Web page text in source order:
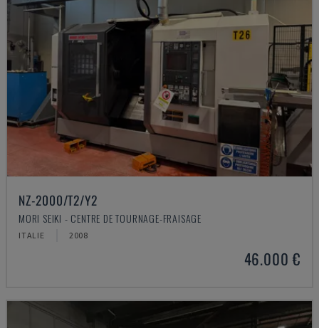
NZ-2000/T2/Y2
MORI SEIKI - CENTRE DE TOURNAGE-FRAISAGE
ITALIE 2008
46.000 €